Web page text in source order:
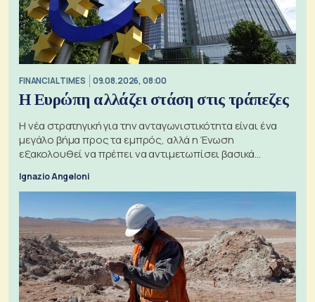
FINANCIAL TIMES 09.08.2026, 08:00
Η Ευρώπη αλλάζει στάση στις τράπεζες
Η νέα στρατηγική για την ανταγωνιστικότητα είναι ένα
μεγάλο βήμα προς τα εμπρός, αλλά η Ένωση
εξακολουθεί να πρέπει να αντιμετωπίσει βασικά
Ignazio Angeloni